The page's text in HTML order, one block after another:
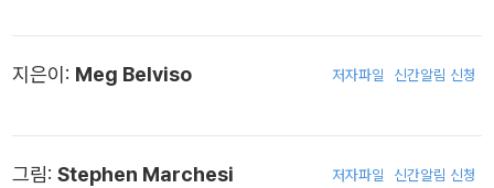
지은이: Meg Belviso 저자파일 신간알림 신청
그림: Stephen Marchesi 저자파일 신간알림 신청